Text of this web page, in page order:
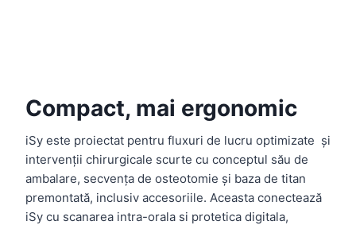
Compact, mai ergonomic
iSy este proiectat pentru fluxuri de lucru optimizate și
intervenții chirurgicale scurte cu conceptul său de
ambalare, secvența de osteotomie și baza de titan
premontată, inclusiv accesoriile. Aceasta conectează
iSy cu scanarea intra-orala si protetica digitala,